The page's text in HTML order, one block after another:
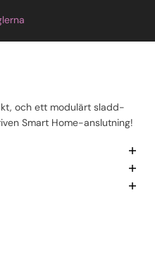
och ett modulärt sladd-
Smart Home-anslutning!
senaste inlägg och gå